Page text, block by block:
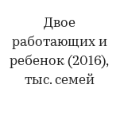
Двое
работающих и
ребенок (2016),
тыс. семей